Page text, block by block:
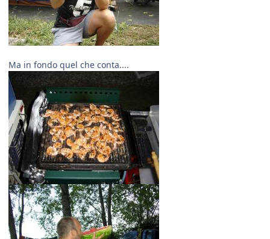
Ma in fondo quel che conta....